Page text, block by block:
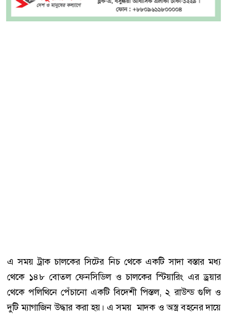
এ সময় ট্রাক চালকের সিটের নিচ থেকে একটি সাদা বস্তার মধ্য
থেকে ১৪৮ বোতল ফেনসিডিল ও চালকের স্টিয়ারিং এর ড্রয়ার
থেকে পলিথিনে পেঁচানো একটি বিদেশী পিস্তল, ২ রাউন্ড গুলি ও
দুটি ম্যাগাজিন উদ্ধার করা হয়। এ সময় মাদক ও অস্ত্র বহনের দায়ে